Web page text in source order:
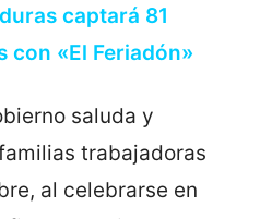
captará 81
con «El Feriadón»
saluda y
trabajadoras
al celebrarse en